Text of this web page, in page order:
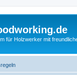
für Holzwerker mit